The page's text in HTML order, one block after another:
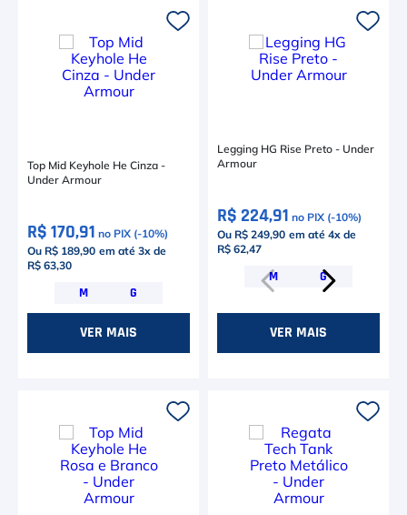
Top Mid Keyhole He Cinza -
Under Armour
R$ 170,91 no PIX (-10%)
Ou R$ 189,90 em até 3x de
R$ 63,30
M G
VER MAIS
Legging HG Rise Preto - Under
Armour
R$ 224,91 no PIX (-10%)
Ou R$ 249,90 em até 4x de
R$ 62,47
M G
VER MAIS